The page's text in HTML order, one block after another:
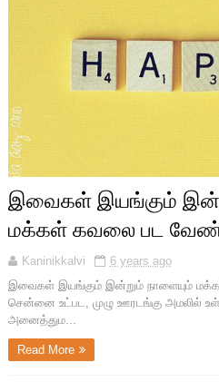
இவைகள் இயங்கும்
மக்கள் கவலை பட
Kaninikkalvi
6 years ago
இவைகள் இயங்கும் இன்றும் நாளையும்
சென்னை உட்பட, முழு ஊரடங்கு அமலில்
அனைத்தும...
Read More